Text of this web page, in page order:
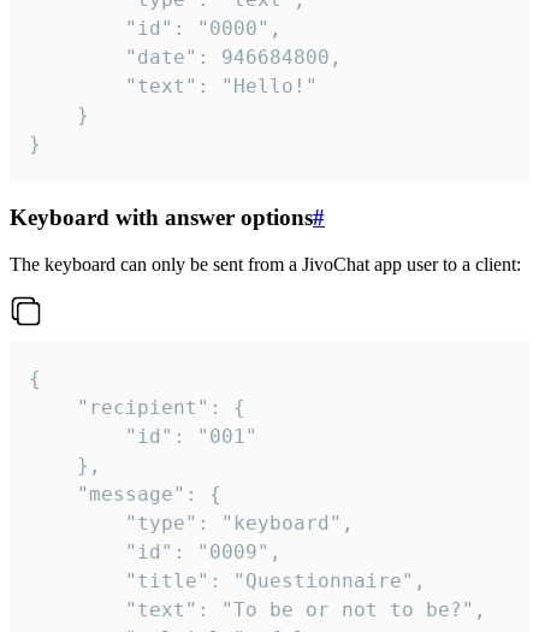
}
Keyboard with answer options#
The keyboard can only be sent from a JivoChat app user to a client:
{